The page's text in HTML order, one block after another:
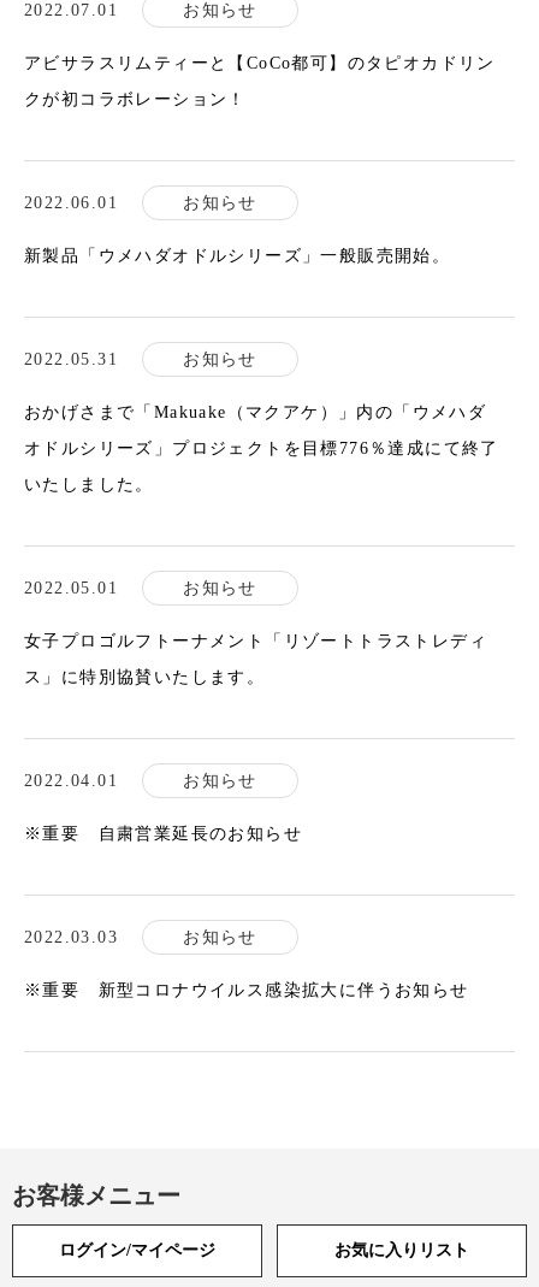
2022.07.01 お知らせ
アビサラスリムティーと【CoCo都可】のタピオカドリン
クが初コラボレーション！
2022.06.01 お知らせ
新製品「ウメハダオドルシリーズ」一般販売開始。
2022.05.31 お知らせ
おかげさまで「Makuake（マクアケ）」内の「ウメハダ
オドルシリーズ」プロジェクトを目標776％達成にて終了
いたしました。
2022.05.01 お知らせ
女子プロゴルフトーナメント「リゾートトラストレディ
ス」に特別協賛いたします。
2022.04.01 お知らせ
※重要 自粛営業延長のお知らせ
2022.03.03 お知らせ
※重要 新型コロナウイルス感染拡大に伴うお知らせ
お客様メニュー
ログイン/マイページ お気に入りリスト